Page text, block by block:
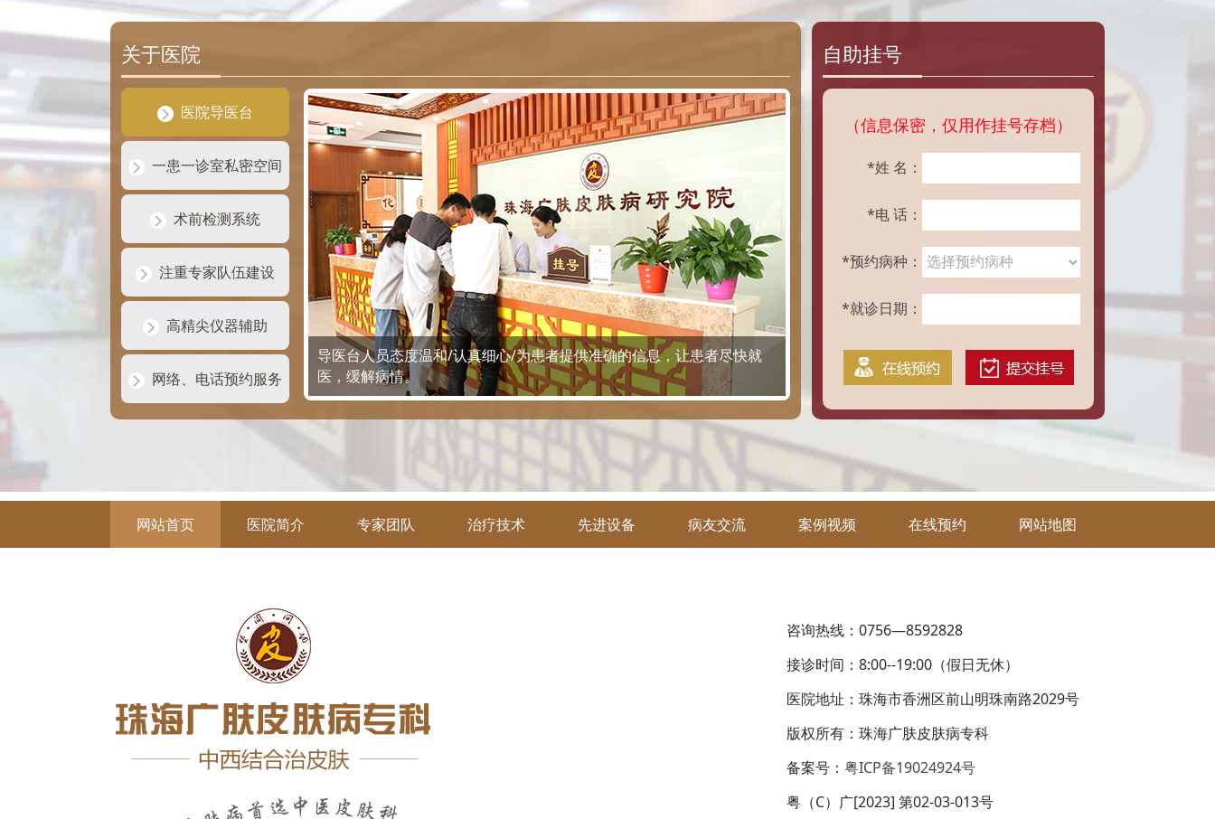
关于医院
医院导医台
一患一诊室私密空间
术前检测系统
注重专家队伍建设
高精尖仪器辅助
网络、电话预约服务
导医台人员态度温和/认真细心/为患者提供准确的信息，让患者尽快就
医，缓解病情。
自助挂号
（信息保密，仅用作挂号存档）
*姓 名：
*电 话：
*预约病种：
*就诊日期：
网站首页 医院简介 专家团队 治疗技术 先进设备 病友交流 案例视频 在线预约 网站地图
咨询热线：0756—8592828
接诊时间：8:00--19:00（假日无休）
医院地址：珠海市香洲区前山明珠南路2029号
版权所有：珠海广肤皮肤病专科
备案号： 粤ICP备19024924号
粤（C）广[2023] 第02-03-013号